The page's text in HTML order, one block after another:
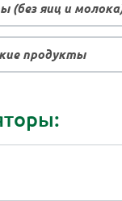
(без яиц и
продукты